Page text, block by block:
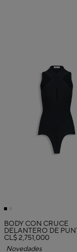
BODY CON CRUCE
DELANTERO DE
CL$ 2,751,000
Novedades